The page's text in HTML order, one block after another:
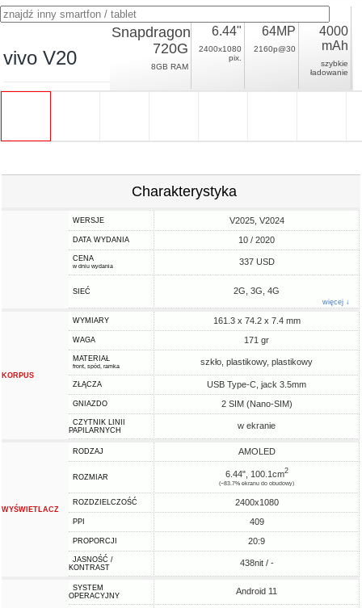
vivo V20
Snapdragon
720G
8GB RAM
6.44"
2400x1080
pix.
64MP
2160p@30
4000
mAh
szybkie
ładowanie
Charakterystyka
WERSJE V2025, V2024
DATA WYDANIA 10 / 2020
CENA
w dniu wydania 337 USD
SIEĆ 2G, 3G, 4G
więcej ↓
KORPUS
WYMIARY 161.3 x 74.2 x 7.4 mm
WAGA 171 gr
MATERIAŁ
front, spód, ramka szkło, plastikowy, plastikowy
ZŁĄCZA USB Type-C, jack 3.5mm
GNIAZDO 2 SIM (Nano-SIM)
CZYTNIK LINII
PAPILARNYCH
w ekranie
WYŚWIETLACZ
RODZAJ AMOLED
ROZMIAR 6.44", 100.1cm2
(~83.7% ekranu do obudowy)
ROZDZIELCZOŚĆ 2400x1080
PPI 409
PROPORCJI 20:9
JASNOŚĆ /
KONTRAST
438nit / -
SYSTEM
OPERACYJNY
Android 11